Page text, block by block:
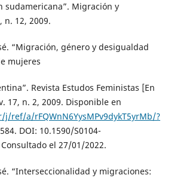
sudamericana”. Migración y
n. 12, 2009.
“Migración, género y desigualdad
mujeres
Revista Estudos Feministas [En
17, n. 2, 2009. Disponible en
ref/a/rFQWnN6YysMPv9dykT5yrMb/?
DOI: 10.1590/S0104-
el 27/01/2022.
“Interseccionalidad y migraciones: